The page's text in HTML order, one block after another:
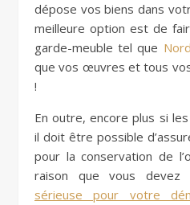
dépose vos biens dans
meilleure option est de
garde-meuble tel que
que vos œuvres et tous
!
En outre, encore plus si
il doit être possible
pour la conservation de
raison que vous devez
sérieuse pour votre